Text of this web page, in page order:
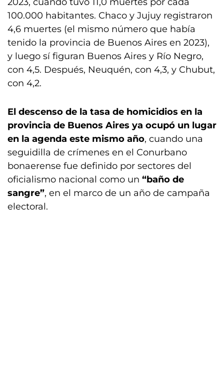
100.000 habitantes. Chaco y Jujuy registraron
4,6 muertes (el mismo número que había
tenido la provincia de Buenos Aires en 2023),
y luego sí figuran Buenos Aires y Río Negro,
con 4,5. Después, Neuquén, con 4,3, y Chubut,
con 4,2.
El descenso de la tasa de homicidios en la
provincia de Buenos Aires ya ocupó un lugar
en la agenda este mismo año, cuando una
seguidilla de crímenes en el Conurbano
bonaerense fue definido por sectores del
oficialismo nacional como un “baño de
sangre”, en el marco de un año de campaña
electoral.